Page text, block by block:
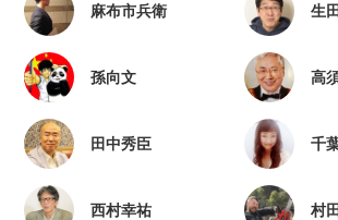
麻布市兵衛 生
孫向文 高
田中秀臣 千
西村幸祐 村